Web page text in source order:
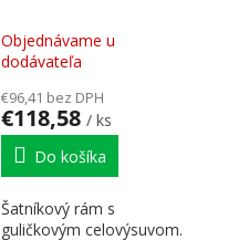
Objednávame u
dodávateľa
€96,41 bez DPH
€118,58 / ks
Do košíka
Šatníkový rám s
guličkovým celovýsuvom.